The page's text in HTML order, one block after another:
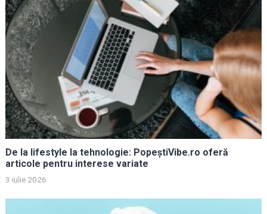
De la lifestyle la tehnologie: PopeștiVibe.ro oferă
articole pentru interese variate
3 iulie 2026